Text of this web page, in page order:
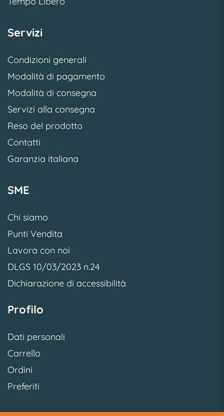
Servizi
Condizioni generali
Modalità di pagamento
Modalità di consegna
Servizi alla consegna
Reso del prodotto
Contatti
Garanzia italiana
SME
Chi siamo
Punti Vendita
Lavora con noi
DLGS 10/03/2023 n.24
Dichiarazione di accessibilità
Profilo
Dati personali
Carrello
Ordini
Preferiti